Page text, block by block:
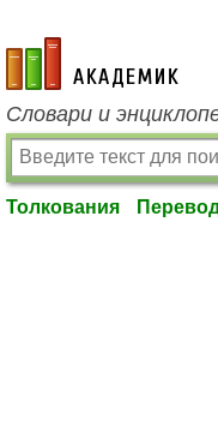
academic.ru
Словари и
Толкования